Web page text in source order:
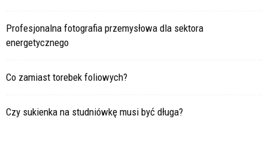
Profesjonalna fotografia przemysłowa dla sektora
energetycznego
Co zamiast torebek foliowych?
Czy sukienka na studniówkę musi być długa?